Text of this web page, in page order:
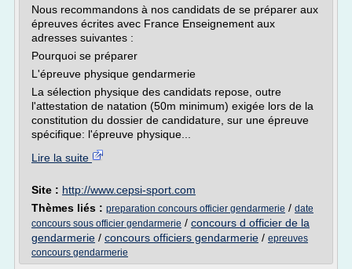
Nous recommandons à nos candidats de se préparer aux
épreuves écrites avec France Enseignement aux
adresses suivantes :
Pourquoi se préparer
L'épreuve physique gendarmerie
La sélection physique des candidats repose, outre
l'attestation de natation (50m minimum) exigée lors de la
constitution du dossier de candidature, sur une épreuve
spécifique: l'épreuve physique...
Lire la suite
Site : http://www.cepsi-sport.com
Thèmes liés : preparation concours officier gendarmerie / date
concours sous officier gendarmerie / concours d officier de la
gendarmerie / concours officiers gendarmerie / epreuves
concours gendarmerie